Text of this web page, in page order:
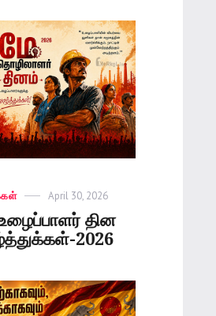
Posted
April 30, 2026
தின
2026